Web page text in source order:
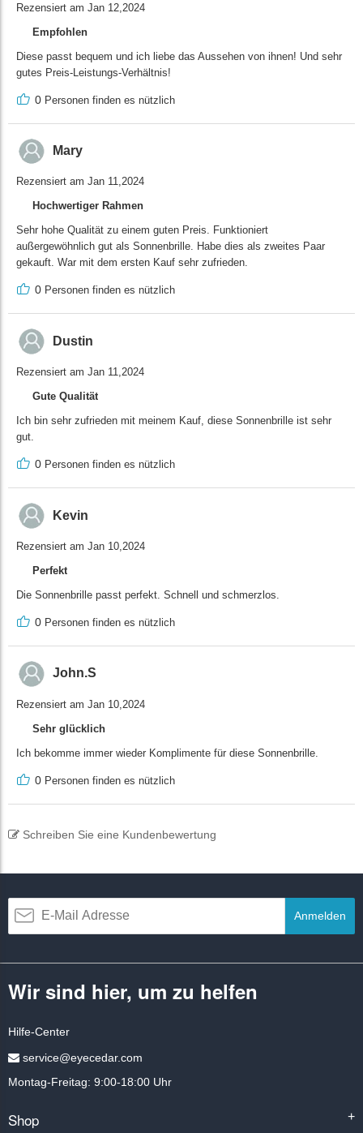
Rezensiert am Jan 12,2024
Empfohlen
Diese passt bequem und ich liebe das Aussehen von ihnen! Und sehr
gutes Preis-Leistungs-Verhältnis!
0 Personen finden es nützlich
Mary
Rezensiert am Jan 11,2024
Hochwertiger Rahmen
Sehr hohe Qualität zu einem guten Preis. Funktioniert
außergewöhnlich gut als Sonnenbrille. Habe dies als zweites Paar
gekauft. War mit dem ersten Kauf sehr zufrieden.
0 Personen finden es nützlich
Dustin
Rezensiert am Jan 11,2024
Gute Qualität
Ich bin sehr zufrieden mit meinem Kauf, diese Sonnenbrille ist sehr
gut.
0 Personen finden es nützlich
Kevin
Rezensiert am Jan 10,2024
Perfekt
Die Sonnenbrille passt perfekt. Schnell und schmerzlos.
0 Personen finden es nützlich
John.S
Rezensiert am Jan 10,2024
Sehr glücklich
Ich bekomme immer wieder Komplimente für diese Sonnenbrille.
0 Personen finden es nützlich
Schreiben Sie eine Kundenbewertung
Anmelden
Wir sind hier, um zu helfen
Hilfe-Center
service@eyecedar.com
Montag-Freitag: 9:00-18:00 Uhr
Shop +